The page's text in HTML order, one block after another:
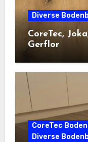
Diverse
CoreTec,
Gerflor
CoreTec
Diverse